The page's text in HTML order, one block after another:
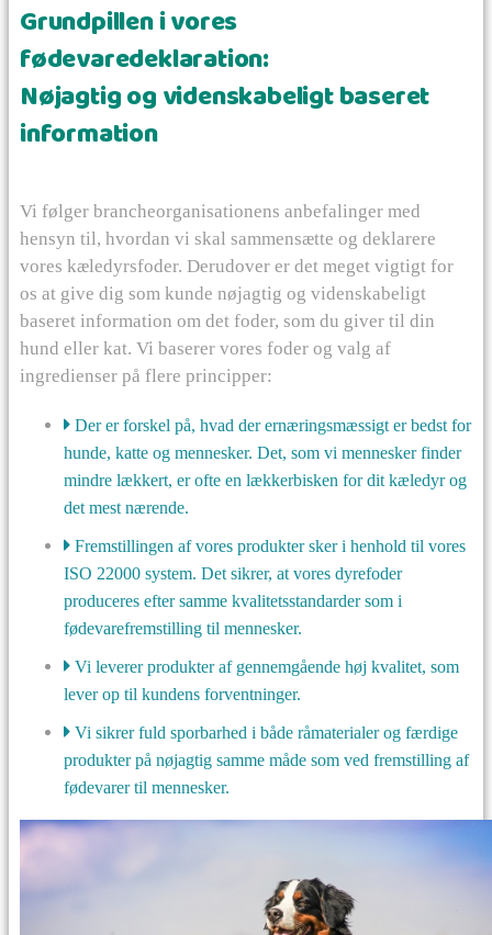
Grundpillen i vores
fødevaredeklaration:
Nøjagtig og videnskabeligt baseret
information
Vi følger brancheorganisationens anbefalinger med
hensyn til, hvordan vi skal sammensætte og deklarere
vores kæledyrsfoder. Derudover er det meget vigtigt for
os at give dig som kunde nøjagtig og videnskabeligt
baseret information om det foder, som du giver til din
hund eller kat. Vi baserer vores foder og valg af
ingredienser på flere principper:
Der er forskel på, hvad der ernæringsmæssigt er bedst for
hunde, katte og mennesker. Det, som vi mennesker finder
mindre lækkert, er ofte en lækkerbisken for dit kæledyr og
det mest nærende.
Fremstillingen af vores produkter sker i henhold til vores
ISO 22000 system. Det sikrer, at vores dyrefoder
produceres efter samme kvalitetsstandarder som i
fødevarefremstilling til mennesker.
Vi leverer produkter af gennemgående høj kvalitet, som
lever op til kundens forventninger.
Vi sikrer fuld sporbarhed i både råmaterialer og færdige
produkter på nøjagtig samme måde som ved fremstilling af
fødevarer til mennesker.